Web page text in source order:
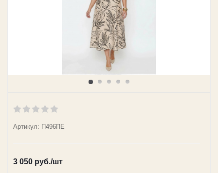
Артикул: П496ПЕ
3 050 руб./шт